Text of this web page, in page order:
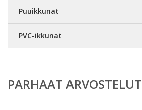
Puuikkunat
PVC-ikkunat
PARHAAT ARVOSTELUT